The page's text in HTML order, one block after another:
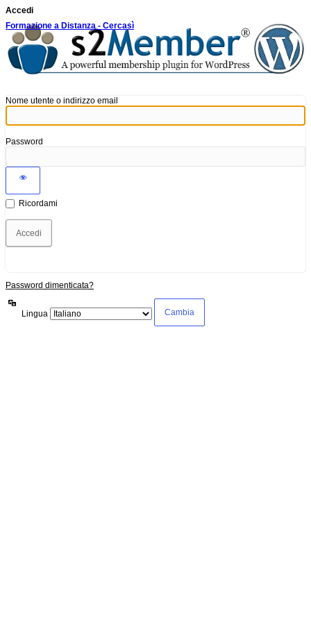
Accedi
Formazione a Distanza - Cercasì
Nome utente o indirizzo email
Password
Ricordami
Password dimenticata?
Lingua